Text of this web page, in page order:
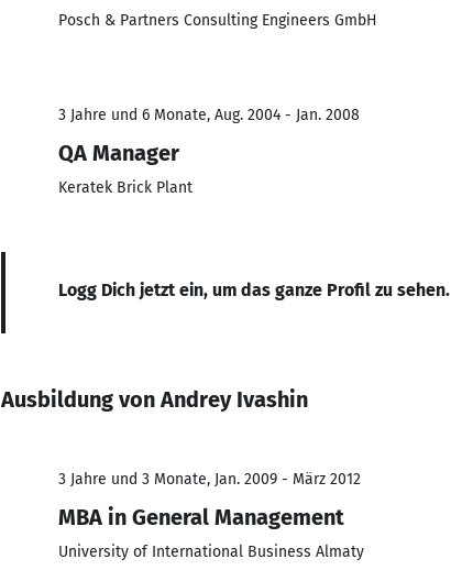
Posch & Partners Consulting Engineers GmbH
3 Jahre und 6 Monate, Aug. 2004 - Jan. 2008
QA Manager
Keratek Brick Plant
Logg Dich jetzt ein, um das ganze Profil zu sehen.
Ausbildung von Andrey Ivashin
3 Jahre und 3 Monate, Jan. 2009 - März 2012
MBA in General Management
University of International Business Almaty